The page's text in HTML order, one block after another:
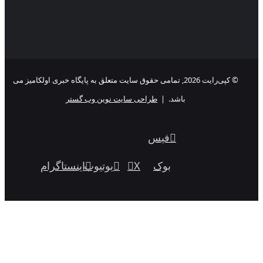
© کپی‌رایت 2026, تمامی حقوق سایت متعلق به پایگاه خبری اولکامیز می
باشد. | طراحی سایت نوین وب گستر
فیس
بوک
X یوتیوباینستاگرام